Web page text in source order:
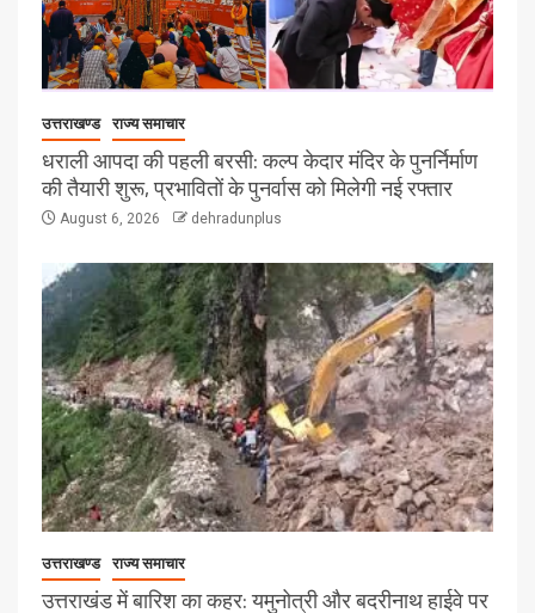
उत्तराखण्ड राज्य समाचार
धराली आपदा की पहली बरसी: कल्प केदार मंदिर के पुनर्निर्माण
की तैयारी शुरू, प्रभावितों के पुनर्वास को मिलेगी नई रफ्तार
August 6, 2026 dehradunplus
उत्तराखण्ड राज्य समाचार
उत्तराखंड में बारिश का कहर: यमुनोत्री और बदरीनाथ हाईवे पर